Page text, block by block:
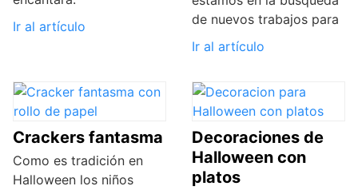
Ir al artículo
de nuevos trabajos para
Ir al artículo
Crackers fantasma
Como es tradición en
Halloween los niños
Decoraciones de
Halloween con
platos